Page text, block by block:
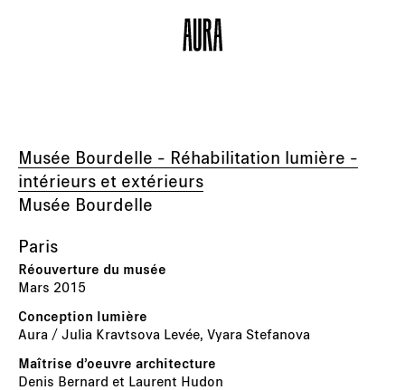
Musée Bourdelle - Réhabilitation lumière -
intérieurs et extérieurs
Musée Bourdelle
Paris
Mars 2015
Aura / Julia Kravtsova Levée, Vyara Stefanova
Denis Bernard et Laurent Hudon